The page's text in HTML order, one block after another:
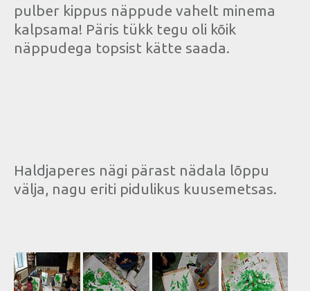
pulber kippus näppude vahelt minema
kalpsama! Päris tükk tegu oli kõik
näppudega topsist kätte saada.
Haldjaperes nägi pärast nädala lõppu
välja, nagu eriti pidulikus kuusemetsas.